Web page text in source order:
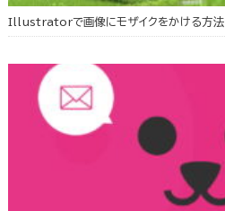
Illustratorで画像にモザイクをかける方法